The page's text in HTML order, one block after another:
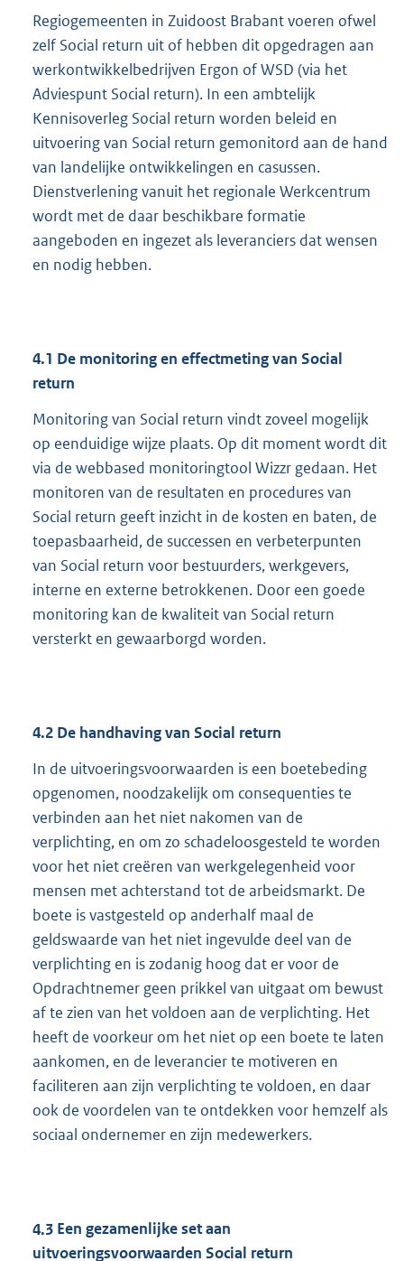
Regiogemeenten in Zuidoost Brabant voeren ofwel
zelf Social return uit of hebben dit opgedragen aan
werkontwikkelbedrijven Ergon of WSD (via het
Adviespunt Social return). In een ambtelijk
Kennisoverleg Social return worden beleid en
uitvoering van Social return gemonitord aan de hand
van landelijke ontwikkelingen en casussen.
Dienstverlening vanuit het regionale Werkcentrum
wordt met de daar beschikbare formatie
aangeboden en ingezet als leveranciers dat wensen
en nodig hebben.
4.1 De monitoring en effectmeting van Social
return
Monitoring van Social return vindt zoveel mogelijk
op eenduidige wijze plaats. Op dit moment wordt dit
via de webbased monitoringtool Wizzr gedaan. Het
monitoren van de resultaten en procedures van
Social return geeft inzicht in de kosten en baten, de
toepasbaarheid, de successen en verbeterpunten
van Social return voor bestuurders, werkgevers,
interne en externe betrokkenen. Door een goede
monitoring kan de kwaliteit van Social return
versterkt en gewaarborgd worden.
4.2 De handhaving van Social return
In de uitvoeringsvoorwaarden is een boetebeding
opgenomen, noodzakelijk om consequenties te
verbinden aan het niet nakomen van de
verplichting, en om zo schadeloosgesteld te worden
voor het niet creëren van werkgelegenheid voor
mensen met achterstand tot de arbeidsmarkt. De
boete is vastgesteld op anderhalf maal de
geldswaarde van het niet ingevulde deel van de
verplichting en is zodanig hoog dat er voor de
Opdrachtnemer geen prikkel van uitgaat om bewust
af te zien van het voldoen aan de verplichting. Het
heeft de voorkeur om het niet op een boete te laten
aankomen, en de leverancier te motiveren en
faciliteren aan zijn verplichting te voldoen, en daar
ook de voordelen van te ontdekken voor hemzelf als
sociaal ondernemer en zijn medewerkers.
4.3 Een gezamenlijke set aan
uitvoeringsvoorwaarden Social return